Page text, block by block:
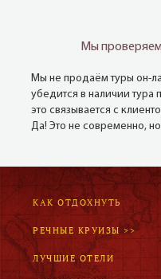
Мы
Мы не продаём туры он-
убедится в наличии тура
это связывается с
Да! Это не современно,
КАК ОТДОХНУТЬ
РЕЧНЫЕ КРУИЗЫ >>
ЛУЧШИЕ ОТЕЛИ